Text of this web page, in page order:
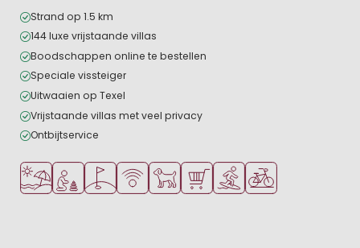
Strand op 1.5 km
144 luxe vrijstaande villas
Boodschappen online te bestellen
Speciale vissteiger
Uitwaaien op Texel
Vrijstaande villas met veel privacy
Ontbijtservice
Ligt bij strand en zee
Aanbevolen voor jonge kinderen
Golfbaan in de buurt
WiFi beschikbaar
Huisdieren toegestaan
Parkwinkel/Supermarkt
Watersportfaciliteiten
Fietsverhuur